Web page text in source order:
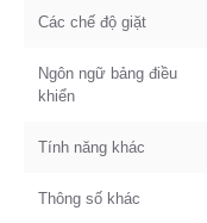
Các chế độ giặt
Ngôn ngữ bảng điều
khiển
Tính năng khác
Thông số khác